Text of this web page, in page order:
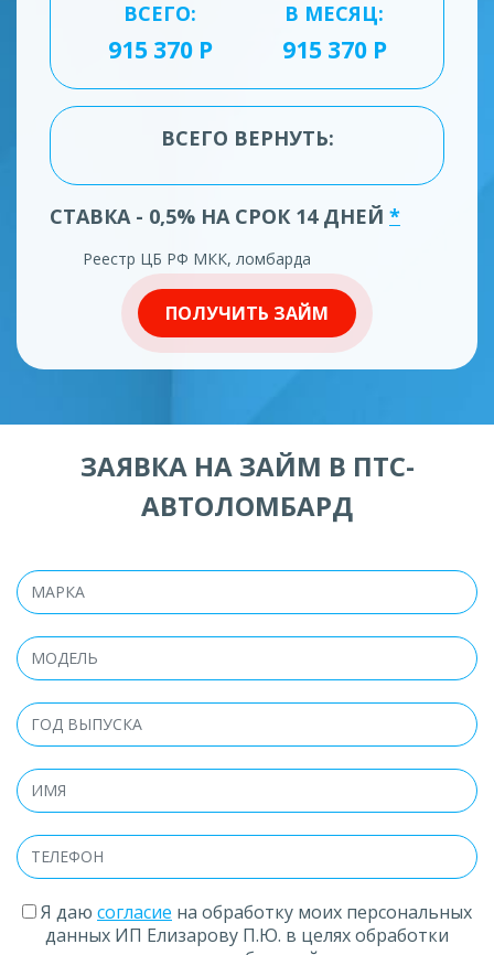
ВСЕГО:
В МЕСЯЦ:
ВСЕГО ВЕРНУТЬ:
СТАВКА - 0,5% НА СРОК 14 ДНЕЙ *
Реестр ЦБ РФ МКК, ломбарда
ПОЛУЧИТЬ ЗАЙМ
ЗАЯВКА НА ЗАЙМ В ПТС-
АВТОЛОМБАРД
Я даю согласие на обработку моих персональных
данных ИП Елизарову П.Ю. в целях обработки